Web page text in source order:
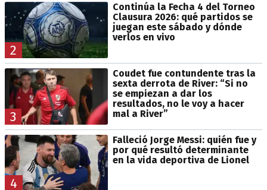
2
Continúa la Fecha 4 del Torneo
Clausura 2026: qué partidos se
juegan este sábado y dónde
verlos en vivo
3
Coudet fue contundente tras la
sexta derrota de River: “Si no
se empiezan a dar los
resultados, no le voy a hacer
mal a River”
4
Falleció Jorge Messi: quién fue y
por qué resultó determinante
en la vida deportiva de Lionel